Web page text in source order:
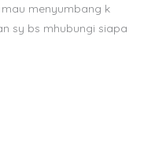
menyumbang k
sy bs mhubungi siapa